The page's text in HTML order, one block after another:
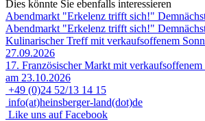
Dies könnte Sie ebenfalls interessieren
Abendmarkt "Erkelenz trifft sich!"
Abendmarkt "Erkelenz trifft sich!"
Kulinarischer Treff mit verkaufsoffenem
27.09.2026
17. Französischer Markt mit verkaufsoffenem
am 23.10.2026
+49 (0)24 52/13 14 15
info(at)heinsberger-land(dot)de
Like uns auf Facebook